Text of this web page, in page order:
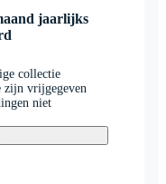
jaarlijks
collectie
zijn vrijgegeven
niet